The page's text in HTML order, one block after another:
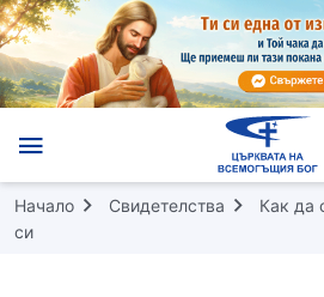
Начало Свидетелства
Как да
си